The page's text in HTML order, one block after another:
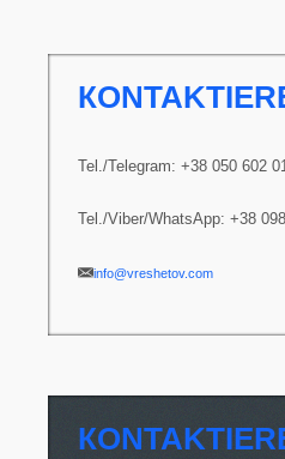
Tel./Telegram: +38 050 602
Tel./Viber/WhatsApp: +38
info@vreshetov.com